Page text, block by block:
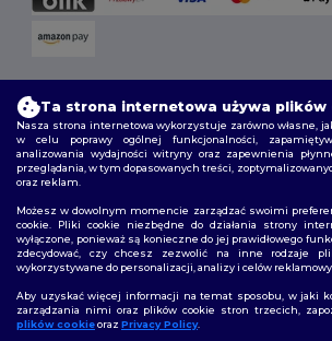
2026. Wszelkie prawa zastrzeżone
Śledź nas
Ta strona internetowa używa plików
Nasza strona internetowa wykorzystuje zarówno własne,
w celu poprawy ogólnej funkcjonalności,
analizowania wydajności witryny oraz zapewnienia
przeglądania, w tym dopasowanych treści,
oraz reklam.
Możesz w dowolnym momencie zarządzać swoimi
cookie. Pliki cookie niezbędne do działania strony
wyłączone, ponieważ są konieczne do jej prawidłowego
zdecydować, czy chcesz zezwolić na inne rodzaje
wykorzystywane do personalizacji, analizy i celów
Aby uzyskać więcej informacji na temat sposobu, w jaki
zarządzania nimi oraz plików cookie stron trzecich,
plików cookieoraz Privacy Policy.